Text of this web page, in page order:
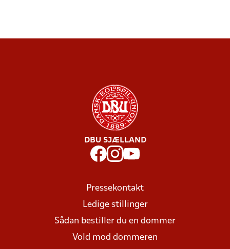
DBU SJÆLLAND
Pressekontakt
Ledige stillinger
Sådan bestiller du en dommer
Vold mod dommeren